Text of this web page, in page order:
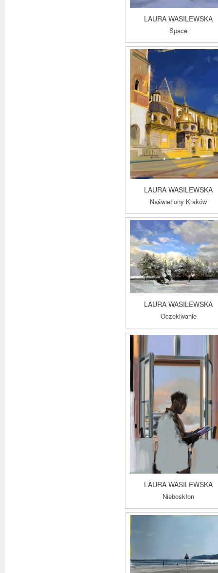
LAURA WASILEWSKA
Space
LAURA WASILEWSKA
Naświetlony Kraków
LAURA WASILEWSKA
Oczekiwanie
LAURA WASILEWSKA
Nieboskłon